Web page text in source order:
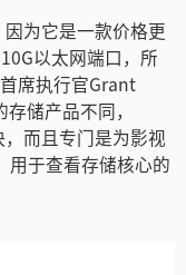
为它是一款价格更
以太网端口，所
席执行官Grant
储产品不同，
而且专门是为影视
用于查看存储核心的